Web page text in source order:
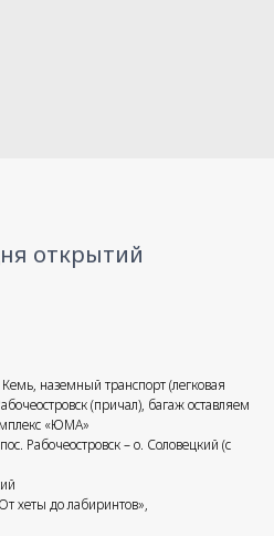
открытий
наземный транспорт (легковая
(причал), багаж оставляем
«ЮМА»
Рабочеостровск – о. Соловецкий (с
хеты до лабиринтов»,